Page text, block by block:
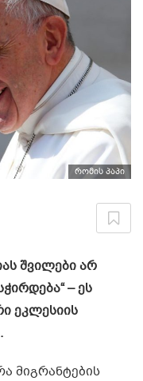
რომის პაპი
შვილები არ
– ეს
ეკლესიის
მიგრანტების